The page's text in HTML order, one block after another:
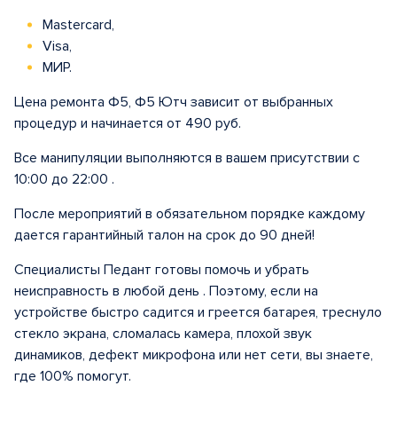
Mastercard,
Visa,
МИР.
Цена ремонта Ф5, Ф5 Ютч зависит от выбранных
процедур и начинается от 490 руб.
Все манипуляции выполняются в вашем присутствии с
10:00 до 22:00 .
После мероприятий в обязательном порядке каждому
дается гарантийный талон на срок до 90 дней!
Специалисты Педант готовы помочь и убрать
неисправность в любой день . Поэтому, если на
устройстве быстро садится и греется батарея, треснуло
стекло экрана, сломалась камера, плохой звук
динамиков, дефект микрофона или нет сети, вы знаете,
где 100% помогут.